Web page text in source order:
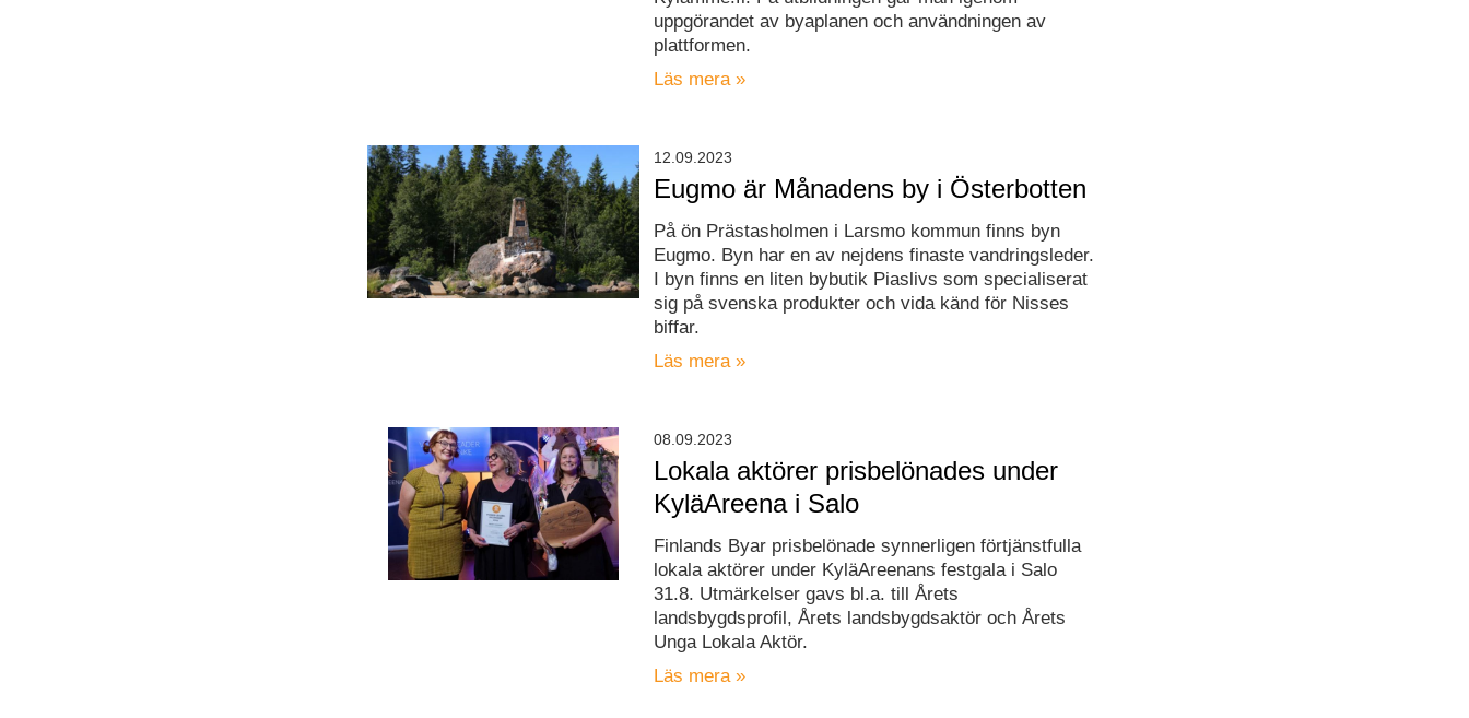
uppgörandet av byaplanen och användningen av
plattformen.
Läs mera »
Eugmo är Månadens by i Österbotten
På ön Prästasholmen i Larsmo kommun finns byn
Eugmo. Byn har en av nejdens finaste vandringsleder.
I byn finns en liten bybutik Piaslivs som specialiserat
sig på svenska produkter och vida känd för Nisses
biffar.
Läs mera »
12.09.2023
Lokala aktörer prisbelönades under
KyläAreena i Salo
Finlands Byar prisbelönade synnerligen förtjänstfulla
lokala aktörer under KyläAreenans festgala i Salo
31.8. Utmärkelser gavs bl.a. till Årets
landsbygdsprofil, Årets landsbygdsaktör och Årets
Unga Lokala Aktör.
Läs mera »
08.09.2023